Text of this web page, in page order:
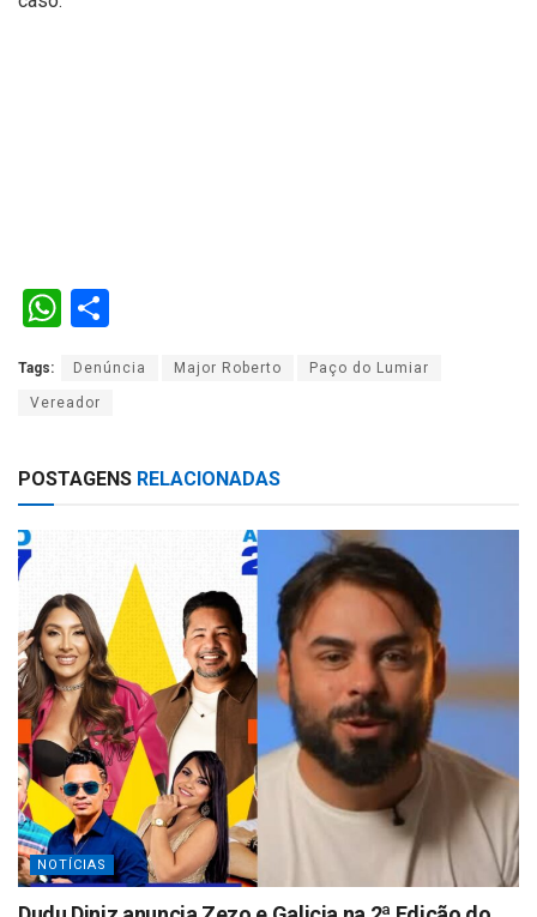
W
at
s
A
p
ar
Tags: Denúncia Major Roberto Paço do Lumiar
Vereador
POSTAGENS RELACIONADAS
NOTÍCIAS